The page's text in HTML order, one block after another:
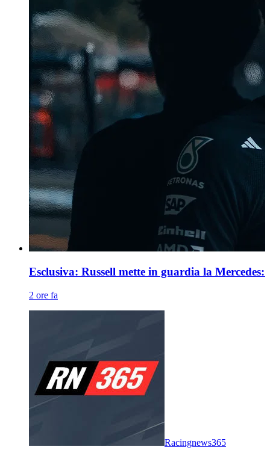
Esclusiva: Russell mette in guardia la
2 ore fa
Racingnews365